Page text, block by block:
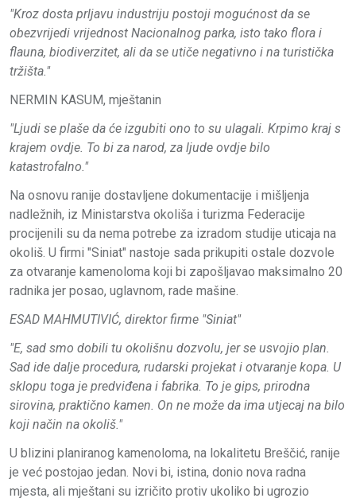
"Kroz dosta prljavu industriju postoji mogućnost da se
obezvrijedi vrijednost Nacionalnog parka, isto tako flora i
flauna, biodiverzitet, ali da se utiče negativno i na turistička
tržišta."
NERMIN KASUM, mještanin
"Ljudi se plaše da će izgubiti ono to su ulagali. Krpimo kraj s
krajem ovdje. To bi za narod, za ljude ovdje bilo
katastrofalno."
Na osnovu ranije dostavljene dokumentacije i mišljenja
nadležnih, iz Ministarstva okoliša i turizma Federacije
procijenili su da nema potrebe za izradom studije uticaja na
okoliš. U firmi "Siniat" nastoje sada prikupiti ostale dozvole
za otvaranje kamenoloma koji bi zapošljavao maksimalno 20
radnika jer posao, uglavnom, rade mašine.
ЕSAD MAHMUTIVIĆ, direktor firme "Siniat"
"E, sad smo dobili tu okolišnu dozvolu, jer se usvojio plan.
Sad ide dalje procedura, rudarski projekat i otvaranje kopa. U
sklopu toga je predviđena i fabrika. To je gips, prirodna
sirovina, praktično kamen. On ne može da ima utjecaj na bilo
koji način na okoliš."
U blizini planiranog kamenoloma, na lokalitetu Breščić, ranije
je već postojao jedan. Novi bi, istina, donio nova radna
mjesta, ali mještani su izričito protiv ukoliko bi ugrozio